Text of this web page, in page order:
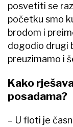
posvetiti se
početku smo
brodom i
dogodio drugi
preuzimamo i
Kako
posadama?
–​ U floti je